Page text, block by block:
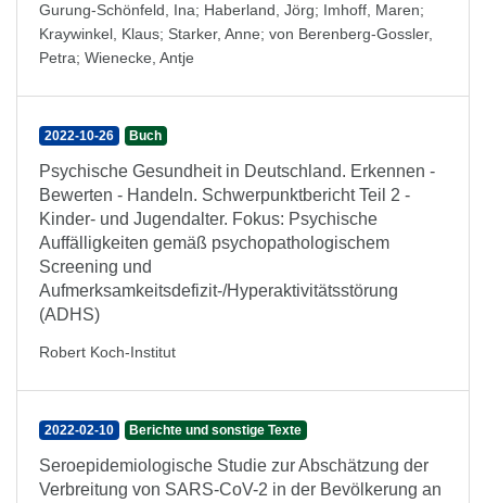
Gurung-Schönfeld, Ina; Haberland, Jörg; Imhoff, Maren;
Kraywinkel, Klaus; Starker, Anne; von Berenberg-Gossler,
Petra; Wienecke, Antje
2022-10-26 Buch
Psychische Gesundheit in Deutschland. Erkennen -
Bewerten - Handeln. Schwerpunktbericht Teil 2 -
Kinder- und Jugendalter. Fokus: Psychische
Auffälligkeiten gemäß psychopathologischem
Screening und
Aufmerksamkeitsdefizit-/Hyperaktivitätsstörung
(ADHS)
Robert Koch-Institut
2022-02-10 Berichte und sonstige Texte
Seroepidemiologische Studie zur Abschätzung der
Verbreitung von SARS-CoV-2 in der Bevölkerung an